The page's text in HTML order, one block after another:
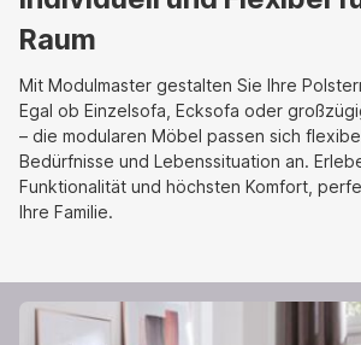
Raum
Mit Modulmaster gestalten Sie Ihre
Egal ob Einzelsofa, Ecksofa oder
– die modularen Möbel passen sich
Bedürfnisse und Lebenssituation an.
Funktionalität und höchsten Komfort,
Ihre Familie.